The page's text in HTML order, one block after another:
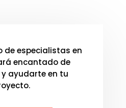
de especialistas en
encantado de
ayudarte en tu